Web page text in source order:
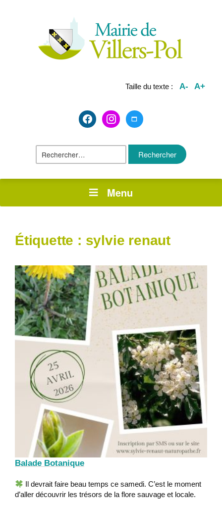
Taille du texte : A- A+
facebook2instagrammaximize
Rechercher :
Menu
Étiquette : sylvie renaut
Balade Botanique
Il devrait faire beau temps ce samedi. C’est le moment
d’aller découvrir les trésors de la flore sauvage et locale.